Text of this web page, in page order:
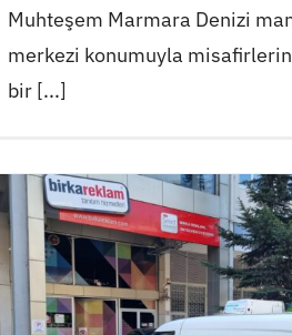
Muhteşem Marmara Denizi
merkezi konumuyla
bir [...]